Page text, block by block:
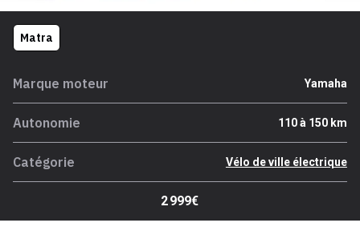
Matra
Marque moteur Yamaha
Autonomie 110 à 150 km
Catégorie Vélo de ville électrique
2 999€